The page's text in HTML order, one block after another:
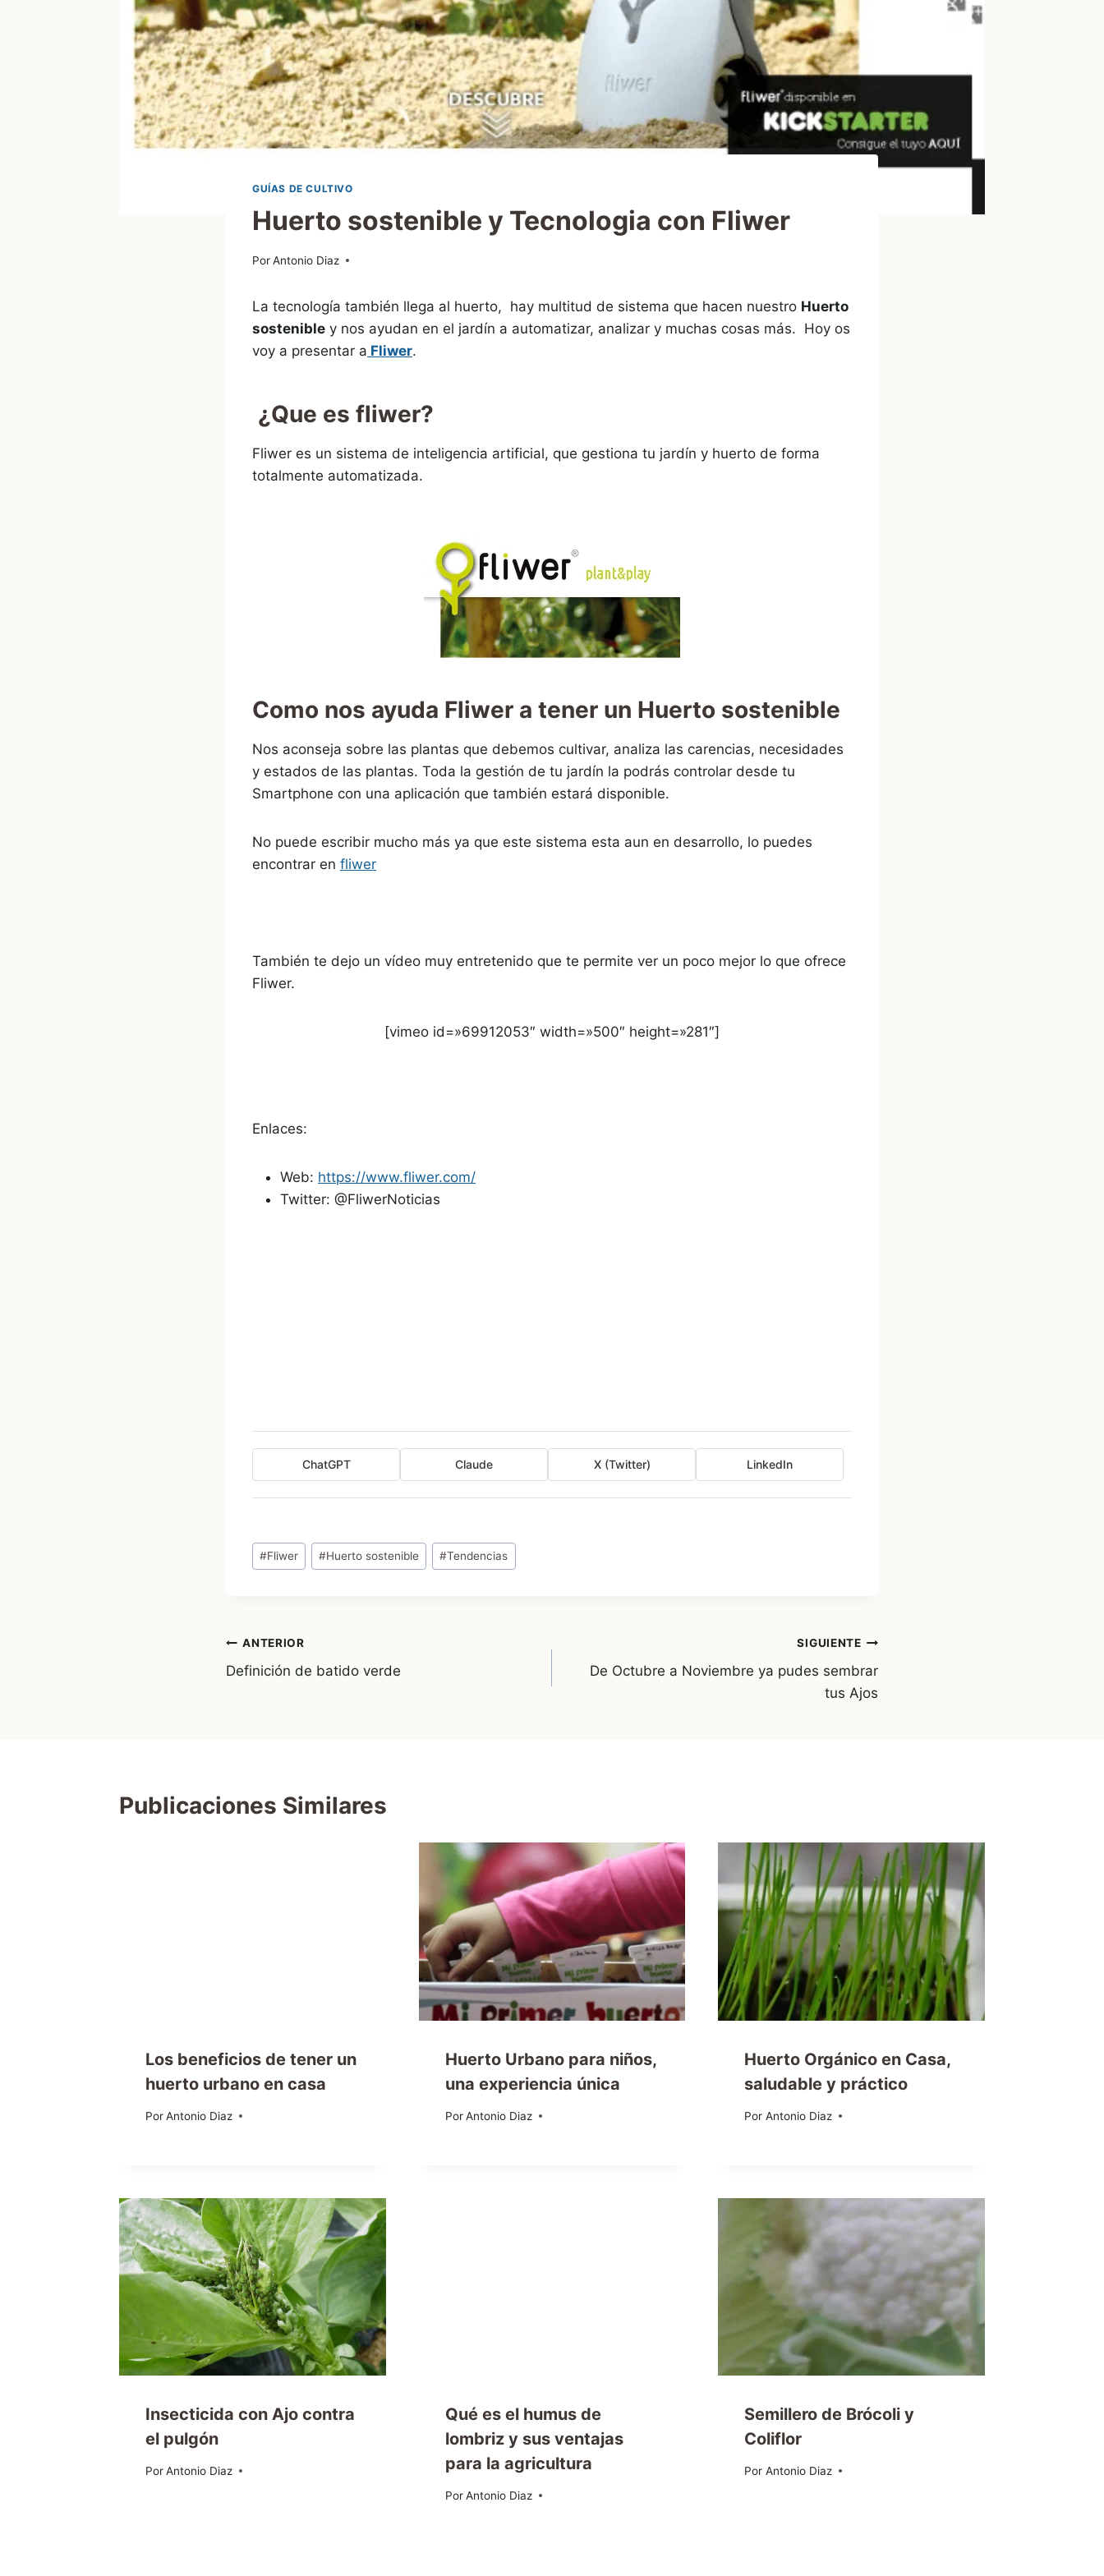
GUÍAS DE CULTIVO
Huerto sostenible y Tecnologia con Fliwer
PorAntonio Diaz
22/10/2013
La tecnología también llega al huerto, hay multitud de sistema que hacen nuestro Huerto
sostenible y nos ayudan en el jardín a automatizar, analizar y muchas cosas más. Hoy os
voy a presentar a Fliwer.
¿Que es fliwer?
Fliwer es un sistema de inteligencia artificial, que gestiona tu jardín y huerto de forma
totalmente automatizada.
Como nos ayuda Fliwer a tener un Huerto sostenible
Nos aconseja sobre las plantas que debemos cultivar, analiza las carencias, necesidades
y estados de las plantas. Toda la gestión de tu jardín la podrás controlar desde tu
Smartphone con una aplicación que también estará disponible.
No puede escribir mucho más ya que este sistema esta aun en desarrollo, lo puedes
encontrar en fliwer
También te dejo un vídeo muy entretenido que te permite ver un poco mejor lo que ofrece
Fliwer.
[vimeo id=»69912053″ width=»500″ height=»281″]
Enlaces:
Web: https://www.fliwer.com/
Twitter: @FliwerNoticias
ChatGPT Claude X (Twitter) LinkedIn
Etiquetas
de
#Fliwer #Huerto sostenible #Tendencias
Navegación
de
ANTERIOR
Definición de batido verde
SIGUIENTE
De Octubre a Noviembre ya pudes sembrar
tus Ajos
Publicaciones Similares
Los beneficios de tener un
huerto urbano en casa
PorAntonio Diaz
18/06/2023
Huerto Urbano para niños,
una experiencia única
Por Antonio Diaz
24/01/2014
Huerto Orgánico en Casa,
saludable y práctico
Por Antonio Diaz
07/05/2015
Insecticida con Ajo contra
el pulgón
PorAntonio Diaz
21/10/2019
Qué es el humus de
lombriz y sus ventajas
para la agricultura
Por Antonio Diaz
25/05/2024
Semillero de Brócoli y
Coliflor
Por Antonio Diaz
07/08/2013